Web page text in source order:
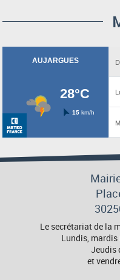
Le secrétariat de la
Lundis,
Jeudis
et